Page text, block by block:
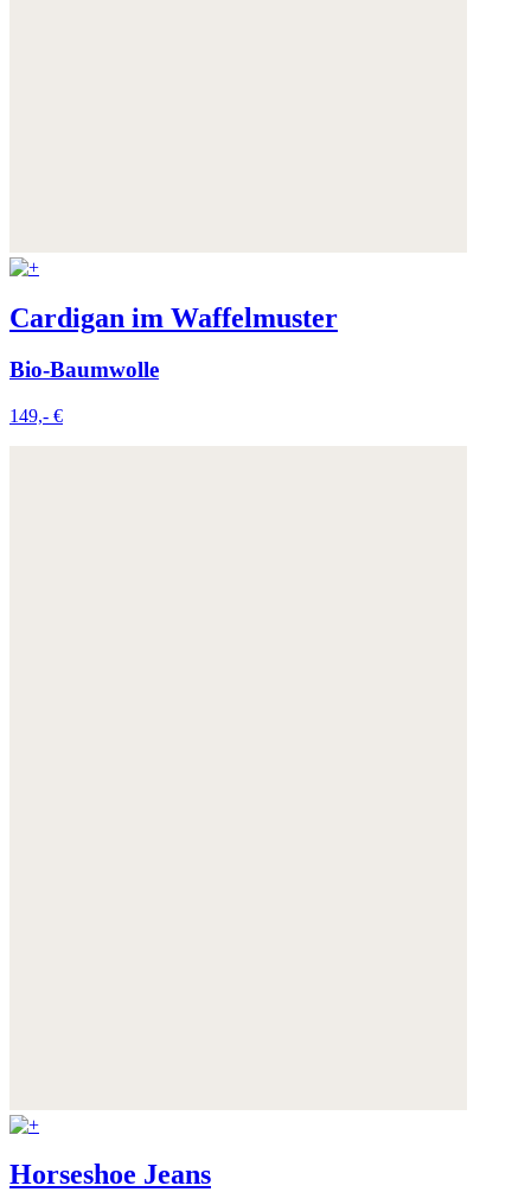
Cardigan im Waffelmuster
Bio-Baumwolle
149,- €
Horseshoe Jeans